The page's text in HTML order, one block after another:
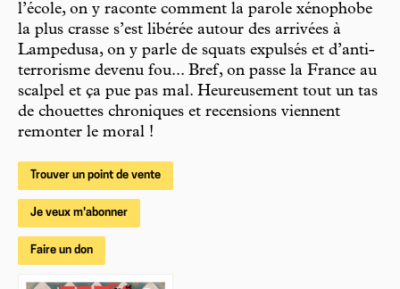
l’école, on y raconte comment la parole xénophobe
la plus crasse s’est libérée autour des arrivées à
Lampedusa, on y parle de squats expulsés et d’anti-
terrorisme devenu fou... Bref, on passe la France au
scalpel et ça pue pas mal. Heureusement tout un tas
de chouettes chroniques et recensions viennent
remonter le moral !
Trouver un point de vente
Je veux m'abonner
Faire un don